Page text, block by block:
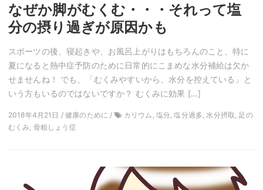
なぜか脚がむくむ・・・それって塩
分の摂り過ぎが原因かも
スポーツの後、寝起きや、お風呂上がりはもちろんのこと、特に
夏になると熱中症予防のために日常的にこまめな水分補給は欠か
せませんね！ でも、「むくみやすいから、水分を控えている」と
いう方もいるのではないですか？ むくみに効果 […]
2018年4月21日 / 健康のために /
カリウム, 塩分, 塩分過多, 水分摂取, 足の
むくみ, 骨粗しょう症